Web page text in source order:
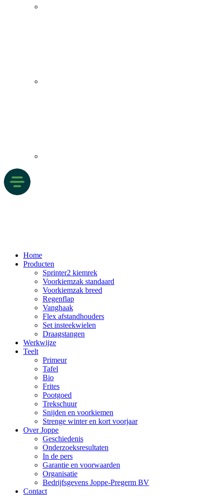
Home
Producten
Sprinter2 kiemrek
Voorkiemzak standaard
Voorkiemzak breed
Regenflap
Vanghaak
Flex afstandhouders
Set insteekwielen
Draagstangen
Werkwijze
Teelt
Primeur
Tafel
Bio
Frites
Pootgoed
Trekschuur
Snijden en voorkiemen
Strenge winter en kort voorjaar
Over Joppe
Geschiedenis
Onderzoeksresultaten
In de pers
Garantie en voorwaarden
Organisatie
Bedrijfsgevens Joppe-Pregerm BV
Contact